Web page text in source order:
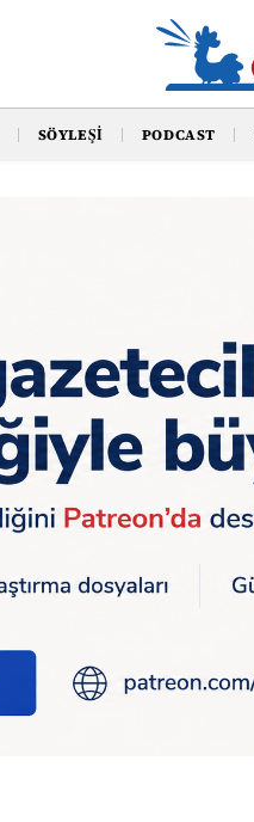
SÖYLEŞI PODCAST